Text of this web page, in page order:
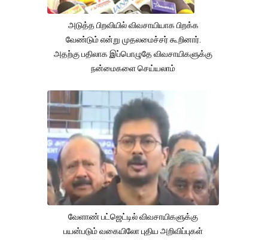
அடுத்த பிறவியில் விவசாயியாக பிறக்க
வேண்டும் என்று முதலமைச்சர் கூறினார்.
அதற்கு பதிலாக இப்பொழுதே விவசாயிகளுக்கு
நன்மைகளை செய்யலாம்
வேளாண் பட்ஜெட்டில் விவசாயிகளுக்கு
பயன்படும் வகையிலோ புதிய அறிவிப்புகள்